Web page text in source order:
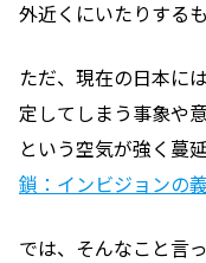
外近くにいたりするも
ただ、現在の日本に
定してしまう事象や
という空気が強く蔓
鎖：インビジョンの
では、そんなこと言